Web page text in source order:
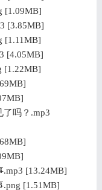
[1.09MB]
[3.85MB]
[1.11MB]
[4.05MB]
[1.22MB]
了吗？.mp3
.mp3 [13.24MB]
.png [1.51MB]